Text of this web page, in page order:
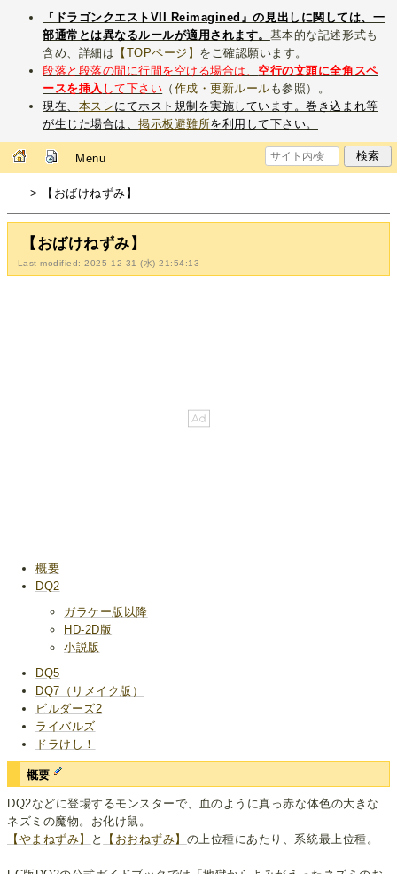
『ドラゴンクエストVII Reimagined』の見出しに関しては、一
部通常とは異なるルールが適用されます。 基本的な記述形式も
含め、詳細は 【TOPページ】 をご確認願います。
段落と段落の間に行間を空ける場合は、 空行の文頭に全角スペ
ースを挿入 して下さい （ 作成・更新ルール も参照）。
現在、 本スレにてホスト規制を実施しています。巻き込まれ等
が生じた場合は、掲示板避難所を利用して下さい。
Menu
> 【おばけねずみ】
【おばけねずみ】
Last-modified: 2025-12-31 (水) 21:54:13
概要
DQ2
ガラケー版以降
HD-2D版
小説版
DQ5
DQ7（リメイク版）
ビルダーズ2
ライバルズ
ドラけし！
概要
DQ2などに登場するモンスターで、血のように真っ赤な体色の大きな
ネズミの魔物。お化け鼠。
【やまねずみ】
と 【おおねずみ】 の上位種にあたり、系統最上位種。